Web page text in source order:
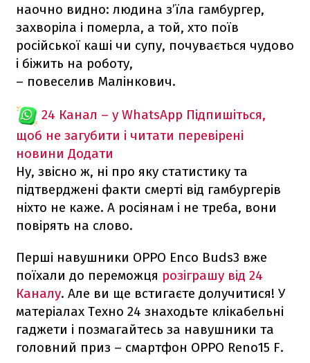
наочно видно: людина з’їла гамбургер,
захворіла і померла, а той, хто поїв
російської каші чи супу, почувається чудово
і біжить на роботу,
– повеселив Малінкович.
24 Канал – у WhatsApp Підпишіться,
щоб не загубити і читати перевірені
новини Додати
Ну, звісно ж, ні про яку статистику та
підтверджені факти смерті від гамбургерів
ніхто не каже. А росіянам і не треба, вони
повірять на слово.
Перші навушники OPPO Enco Buds3 вже
поїхали до переможця розіграшу від 24
Каналу. Але ви ще встигаєте долучитися! У
матеріалах Техно 24 знаходьте клікабельні
гаджети і позмагайтесь за навушники та
головний приз – смартфон OPPO Reno15 F.